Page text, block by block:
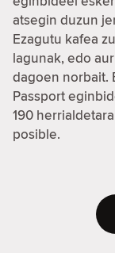
atsegin duzun
Ezagutu kafea
lagunak, edo
dagoen norbait.
Passport
190
posible.